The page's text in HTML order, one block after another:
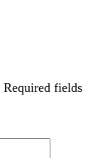
Required fields